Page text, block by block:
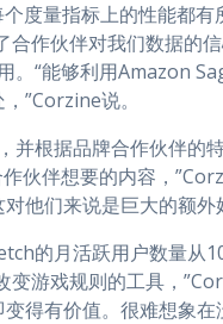
度量指标上的性能都有
合作伙伴对我们数据的
。“能够利用Amazon
”Corzine说。
并根据品牌合作伙伴的
伙伴想要的内容，
他们来说是巨大的额外
的月活跃用户数量从
游戏规则的工具，
得有价值。很难想象